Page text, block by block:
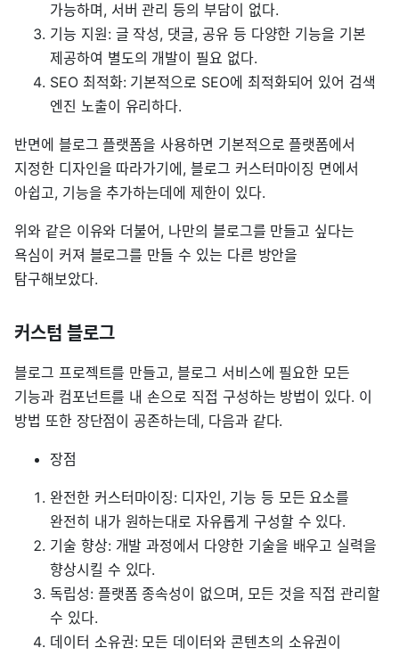
가능하며, 서버 관리 등의 부담이 없다.
기능 지원: 글 작성, 댓글, 공유 등 다양한 기능을 기본
제공하여 별도의 개발이 필요 없다.
SEO 최적화: 기본적으로 SEO에 최적화되어 있어 검색
엔진 노출이 유리하다.
반면에 블로그 플랫폼을 사용하면 기본적으로 플랫폼에서
지정한 디자인을 따라가기에, 블로그 커스터마이징 면에서
아쉽고, 기능을 추가하는데에 제한이 있다.
위와 같은 이유와 더불어, 나만의 블로그를 만들고 싶다는
욕심이 커져 블로그를 만들 수 있는 다른 방안을
탐구해보았다.
커스텀 블로그
블로그 프로젝트를 만들고, 블로그 서비스에 필요한 모든
기능과 컴포넌트를 내 손으로 직접 구성하는 방법이 있다. 이
방법 또한 장단점이 공존하는데, 다음과 같다.
장점
완전한 커스터마이징: 디자인, 기능 등 모든 요소를
완전히 내가 원하는대로 자유롭게 구성할 수 있다.
기술 향상: 개발 과정에서 다양한 기술을 배우고 실력을
향상시킬 수 있다.
독립성: 플랫폼 종속성이 없으며, 모든 것을 직접 관리할
수 있다.
데이터 소유권: 모든 데이터와 콘텐츠의 소유권이